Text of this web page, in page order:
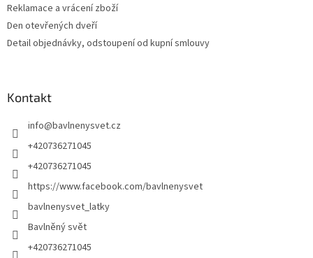
Reklamace a vrácení zboží
Den otevřených dveří
Detail objednávky, odstoupení od kupní smlouvy
Kontakt
info@bavlnenysvet.cz
+420736271045
+420736271045
https://www.facebook.com/bavlnenysvet
bavlnenysvet_latky
Bavlněný svět
+420736271045